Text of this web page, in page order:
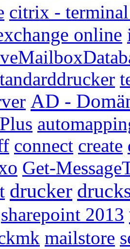
citrix -
online
AD -
connect create
Get-
drucker
sharepoint 2013
mailstore